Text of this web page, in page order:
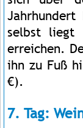
selbst liegt
erreichen.
ihn zu Fuß
€).
7. Tag: